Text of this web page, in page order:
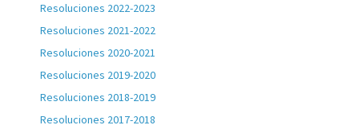
Resoluciones 2022-2023
Resoluciones 2021-2022
Resoluciones 2020-2021
Resoluciones 2019-2020
Resoluciones 2018-2019
Resoluciones 2017-2018